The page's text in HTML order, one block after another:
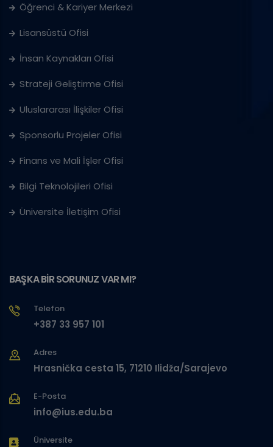
Öğrenci & Kariyer Merkezi
Lisansüstü Ofisi
İnsan Kaynakları Ofisi
Strateji Geliştirme Ofisi
Uluslararası İlişkiler Ofisi
Sponsorlu Projeler Ofisi
Finans ve Mali İşler Ofisi
Bilgi Teknolojileri Ofisi
Üniversite İletişim Ofisi
BAŞKA BİR SORUNUZ VAR MI?
Telefon
+387 33 957 101
Adres
Hrasnička cesta 15, 71210 Ilidža/Sarajevo
E-Posta
info@ius.edu.ba
Üniversite